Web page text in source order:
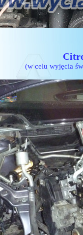
(w celu wyjęcia